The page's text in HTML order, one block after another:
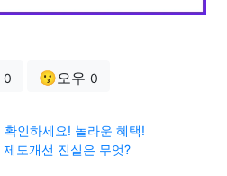
0 😗오우 0
인하세요! 놀라운 혜택!
도개선 진실은 무엇?